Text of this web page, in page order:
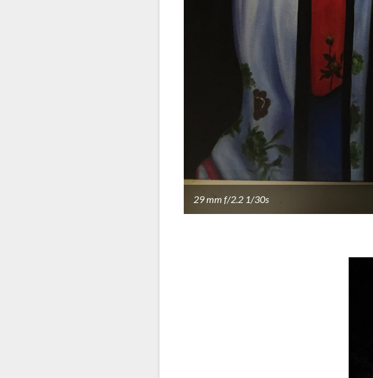
29 mm f/2.2 1/30s